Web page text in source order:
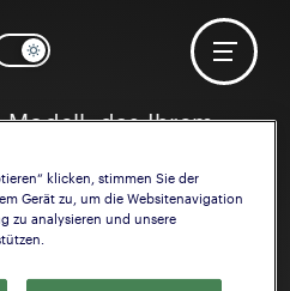
Modell, das Ihrem
klicken, stimmen Sie der
Gerät zu, um die Websitenavigation
zu analysieren und unsere